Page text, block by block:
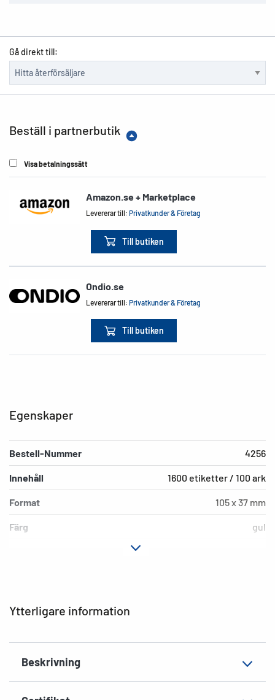
Gå direkt till:
Beställ i partnerbutik
Visa betalningssätt
Amazon.se + Marketplace
Levererar till:Privatkunder & Företag
Till butiken
Ondio.se
Levererar till:Privatkunder & Företag
Till butiken
Ytterligare information
Beskrivning
Egenskaper
Bestell-Nummer 4256
Innehåll 1600 etiketter / 100 ark
Format 105 x 37 mm
Färg gul